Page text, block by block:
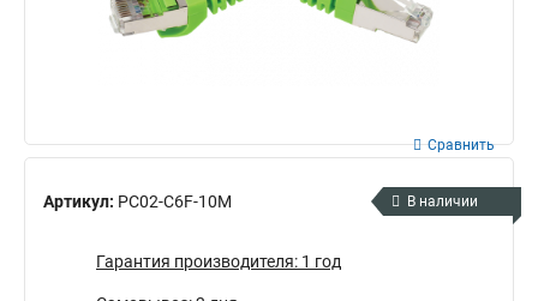
Артикул: PC02-C6F-10M
Сравнить
В наличии
Гарантия производителя: 1 год